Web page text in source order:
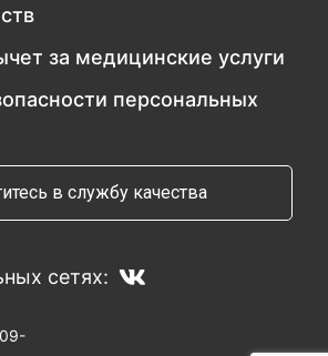
за медицинские услуги
персональных
в службу качества
сетях: